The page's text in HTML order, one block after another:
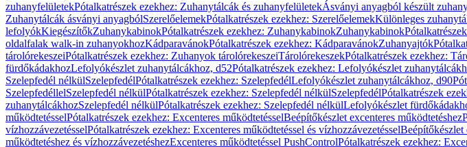
zuhanyfelületekPótalkatrészek ezekhez: Zuhanytálcák és zuhanyfelületekÁsványi anyagból készült
Zuhanytálcák ásványi anyagbólSzerelőelemekPótalkatrészek ezekhez: SzerelőelemekKülönleges
lefolyókKiegészítőkZuhanykabinokPótalkatrészek ezekhez: ZuhanykabinokZuhanykabinok
oldalfalak walk-in zuhanyokhozKádparavánokPótalkatrészek ezekhez: KádparavánokZuhanyajtók
tárolórekeszeiPótalkatrészek ezekhez: Zuhanyok tárolórekeszeiTárolórekeszekPótalkatrészek ezekhez:
fürdőkádakhozLefolyókészlet zuhanytálcákhoz, d52Pótalkatrészek ezekhez: Lefolyókészlet
Szelepfedél nélkülSzelepfedélPótalkatrészek ezekhez: SzelepfedélLefolyókészlet zuhanytálcákhoz, d90
SzelepfedéllelSzelepfedél nélkülPótalkatrészek ezekhez: Szelepfedél nélkülSzelepfedélPótalkatrészek
zuhanytálcákhozSzelepfedél nélkülPótalkatrészek ezekhez: Szelepfedél nélkülLefolyókészlet
működtetésselPótalkatrészek ezekhez: Excenteres működtetésselBeépítőkészlet excenteres működtetéshez
vízhozzávezetésselPótalkatrészek ezekhez: Excenteres működtetéssel és vízhozzávezetésselBeépítőkészlet
működtetéshez és vízhozzávezetéshezExcenteres működtetéssel PushControlPótalkatrészek ezekhez: